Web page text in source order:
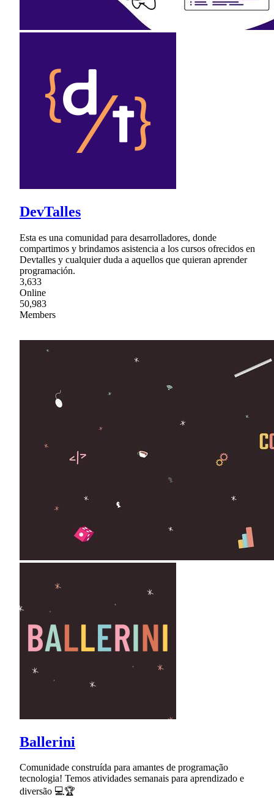
DevTalles
Esta es una comunidad para desarrolladores, donde
compartimos y brindamos asistencia a los cursos ofrecidos en
Devtalles y cualquier duda a aquellos que quieran aprender
programación.
3,633
Online
50,983
Members
Ballerini
Comunidade construída para amantes de programação
tecnologia! Temos atividades semanais para aprendizado e
diversão 💻🏆